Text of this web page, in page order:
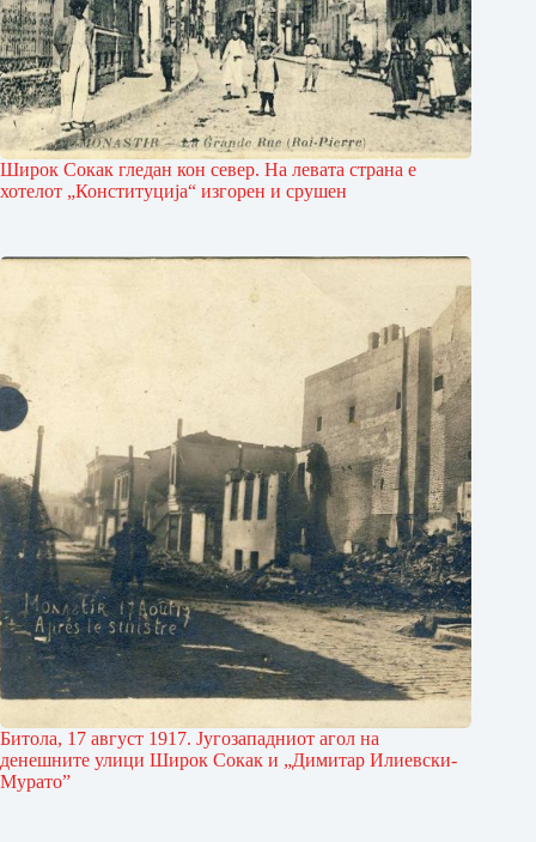
Широк Сокак гледан кон север. На левата страна е
хотелот „Конституција“ изгорен и срушен
Битола, 17 август 1917. Југозападниот агол на
денешните улици Широк Сокак и „Димитар Илиевски-
Мурато”